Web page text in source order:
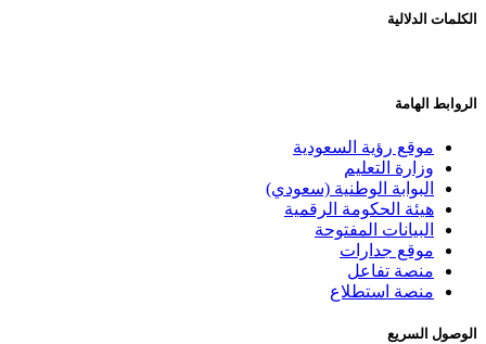
الكلمات الدلالية
الروابط الهامة
موقع رؤية السعودية
وزارة التعليم
البوابة الوطنية (سعودي)
هيئة الحكومة الرقمية
البيانات المفتوحة
موقع جدارات
منصة تفاعل
منصة استطلاع
الوصول السريع